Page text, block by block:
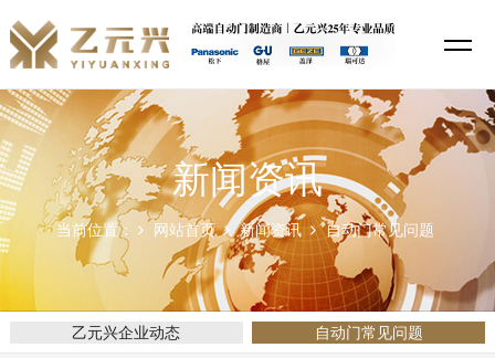
新闻资讯
当前位置： 网站首页 新闻资讯 自动门常见问题
乙元兴企业动态 自动门常见问题